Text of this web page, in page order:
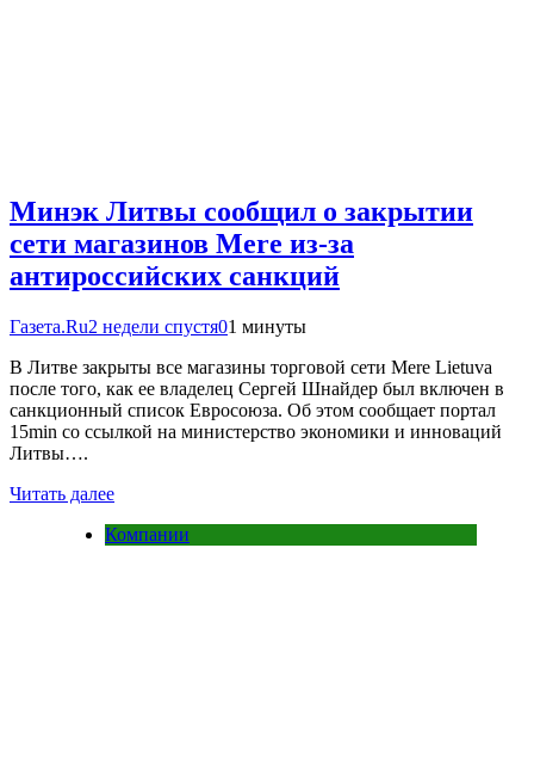
Минэк Литвы сообщил о закрытии
сети магазинов Mere из-за
антироссийских санкций
Газета.Ru2 недели спустя01 минуты
В Литве закрыты все магазины торговой сети Mere Lietuva
после того, как ее владелец Сергей Шнайдер был включен в
санкционный список Евросоюза. Об этом сообщает портал
15min со ссылкой на министерство экономики и инноваций
Литвы….
Читать далее
Компании